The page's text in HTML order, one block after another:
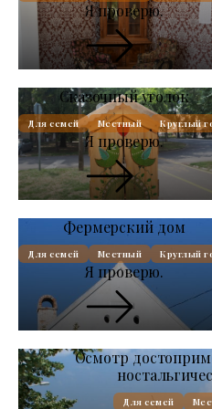
Я проверю.
Сказочный уголок
Для семей Местный Круглый
Я проверю.
Фермерский дом
Для семей Местный Круглый
Я проверю.
Осмотр
Для семей